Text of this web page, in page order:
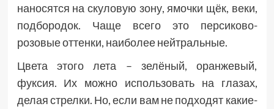
наносятся на скуловую зону, ямочки щёк, веки,
подбородок. Чаще всего это персиково-
розовые оттенки, наиболее нейтральные.
Цвета этого лета – зелёный, оранжевый,
фуксия. Их можно использовать на глазах,
делая стрелки. Но, если вам не подходят какие-